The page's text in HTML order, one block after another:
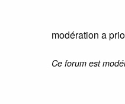
modération a
Ce forum est